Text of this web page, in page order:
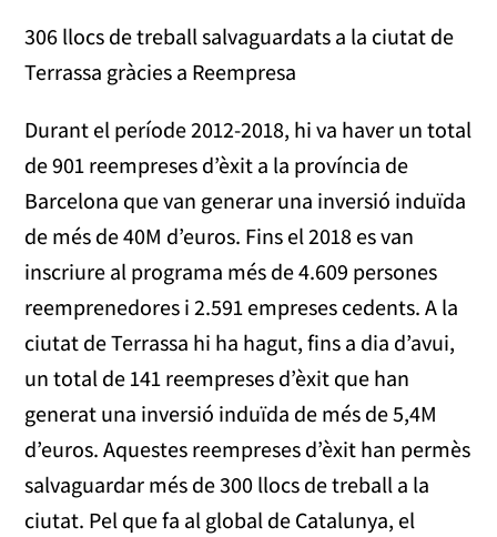
306 llocs de treball salvaguardats a la ciutat de
Terrassa gràcies a Reempresa
Durant el període 2012-2018, hi va haver un total
de 901 reempreses d’èxit a la província de
Barcelona que van generar una inversió induïda
de més de 40M d’euros. Fins el 2018 es van
inscriure al programa més de 4.609 persones
reemprenedores i 2.591 empreses cedents. A la
ciutat de Terrassa hi ha hagut, fins a dia d’avui,
un total de 141 reempreses d’èxit que han
generat una inversió induïda de més de 5,4M
d’euros. Aquestes reempreses d’èxit han permès
salvaguardar més de 300 llocs de treball a la
ciutat. Pel que fa al global de Catalunya, el